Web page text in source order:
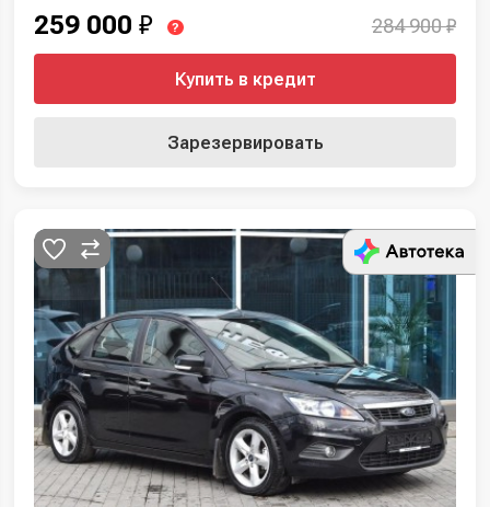
259 000 ₽ ? 284 900 ₽
Купить в кредит
Зарезервировать